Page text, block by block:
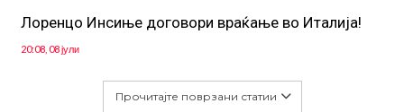
Лоренцо Инсиње договори враќање во Италија!
20:08, 08 јули
Прочитајте поврзани статии